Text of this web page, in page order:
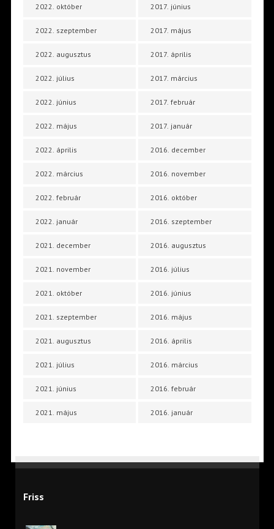
2022. október
2022. szeptember
2022. augusztus
2022. július
2022. június
2022. május
2022. április
2022. március
2022. február
2022. január
2021. december
2021. november
2021. október
2021. szeptember
2021. augusztus
2021. július
2021. június
2021. május
2017. június
2017. május
2017. április
2017. március
2017. február
2017. január
2016. december
2016. november
2016. október
2016. szeptember
2016. augusztus
2016. július
2016. június
2016. május
2016. április
2016. március
2016. február
2016. január
Friss